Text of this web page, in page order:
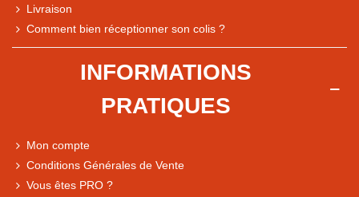
Comparaison des performances du magasin
Express, Chez vous, Point relais, Retrait magasin
Livraison
Comment bien réceptionner son colis ?
INFORMATIONS
PRATIQUES
Mon compte
Conditions Générales de Vente
Vous êtes PRO ?